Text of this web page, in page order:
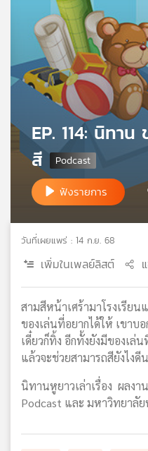
กิจกรรม
เกี่ยว
เครือ
เอส
แผนที่
วิทยุ
เครือ
ข่าย
EP. 114: นิทา
สี
ฟังรายการ
วันที่เผยแพร่ : 14 ก.ย. 68
เพิ่มในเพลย์ลิสต์
สามสีหน้าเศร้ามาโรงเรีย
ของเล่นที่อยากได้ให้ เขาบ
เดี๋ยวก็ทิ้ง อีกทั้งยังมีของเล่
แล้วจะช่วยสามารถสียังไงดี
นิทานหูยาวเล่าเรื่อง ผลงา
Podcast และ มหาวิทยาลัย